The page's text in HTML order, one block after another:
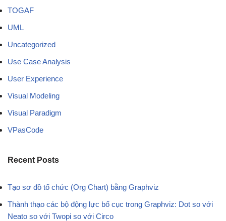
TOGAF
UML
Uncategorized
Use Case Analysis
User Experience
Visual Modeling
Visual Paradigm
VPasCode
Recent Posts
Tạo sơ đồ tổ chức (Org Chart) bằng Graphviz
Thành thạo các bộ động lực bố cục trong Graphviz: Dot so với
Neato so với Twopi so với Circo